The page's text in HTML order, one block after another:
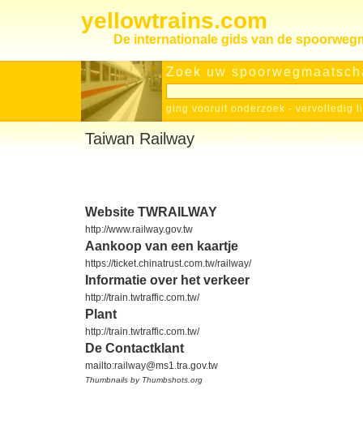
yellowtrains.com
De internationale gids van de
Zoek uw
ging vooruit onderzoek - vervolledig
Taiwan Railway
Website TWRAILWAY
http://www.railway.gov.tw
Aankoop van een kaartje
https://ticket.chinatrust.com.tw/railway/
Informatie over het verkeer
http://train.twtraffic.com.tw/
Plant
http://train.twtraffic.com.tw/
De Contactklant
mailto:railway@ms1.tra.gov.tw
Thumbnails by Thumbshots.org